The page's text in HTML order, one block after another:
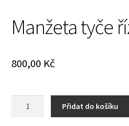
Manžeta tyče
800,00 Kč
Přidat do košíku